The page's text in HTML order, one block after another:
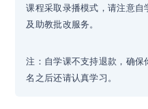
课程采取录播模式，请注意
及助教批改服务。
注：自学课不支持退款，确
名之后还请认真学习。